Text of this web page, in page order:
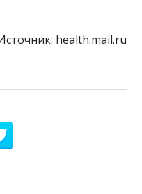
health.mail.ru